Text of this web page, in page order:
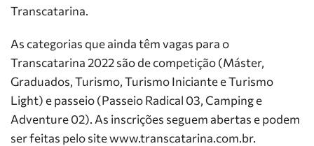
Transcatarina.
As categorias que ainda têm vagas para o
Transcatarina 2022 são de competição (Máster,
Graduados, Turismo, Turismo Iniciante e Turismo
Light) e passeio (Passeio Radical 03, Camping e
Adventure 02). As inscrições seguem abertas e podem
ser feitas pelo site www.transcatarina.com.br.